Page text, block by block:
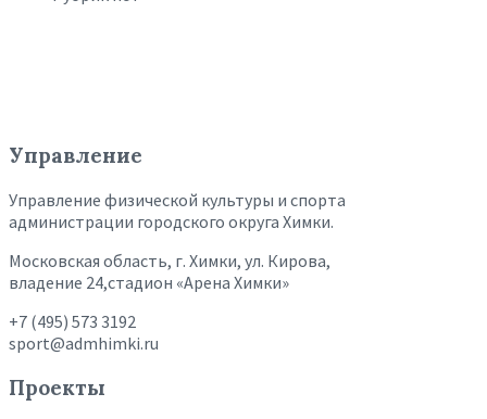
Управление
Управление физической культуры и спорта
администрации городского округа Химки.
Московская область, г. Химки, ул. Кирова,
владение 24,стадион «Арена Химки»
+7 (495) 573 3192
sport@admhimki.ru
Проекты